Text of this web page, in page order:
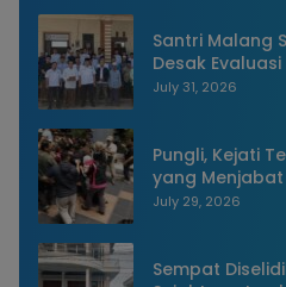
Santri Malang
Desak
Penangkapan
July 31, 2026
Pungli, Kejati
yang
Tanah Dinas
July 29, 2026
Sempat